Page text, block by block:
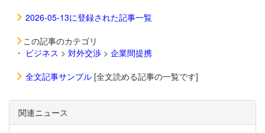
2026-05-13に登録された記事一覧
この記事のカテゴリ
・ ビジネス > 対外交渉 > 企業間提携
全文記事サンプル [全文読める記事の一覧です]
関連ニュース